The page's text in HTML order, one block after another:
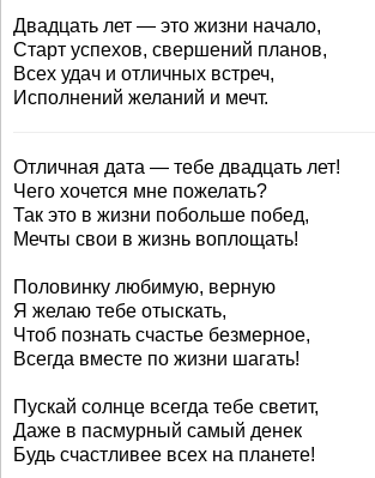
Двадцать лет — это жизни начало,
Старт успехов, свершений планов,
Всех удач и отличных встреч,
Исполнений желаний и мечт.
Отличная дата — тебе двадцать лет!
Чего хочется мне пожелать?
Так это в жизни побольше побед,
Мечты свои в жизнь воплощать!
Половинку любимую, верную
Я желаю тебе отыскать,
Чтоб познать счастье безмерное,
Всегда вместе по жизни шагать!
Пускай солнце всегда тебе светит,
Даже в пасмурный самый денек
Будь счастливее всех на планете!